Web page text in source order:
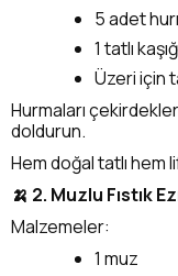
5 adet
1 tatlı
Üzeri için
Hurmaları
doldurun.
Hem doğal tatlı hem
🍌 2. Muzlu Fıstık
Malzemeler:
1 muz